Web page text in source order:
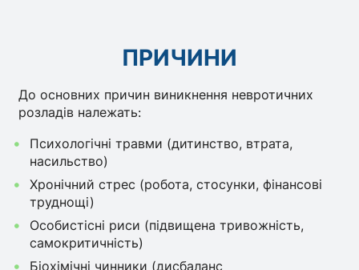
ПРИЧИНИ
До основних причин виникнення невротичних
розладів належать:
Психологічні травми (дитинство, втрата,
насильство)
Хронічний стрес (робота, стосунки, фінансові
труднощі)
Особистісні риси (підвищена тривожність,
самокритичність)
Біохімічні чинники (дисбаланс